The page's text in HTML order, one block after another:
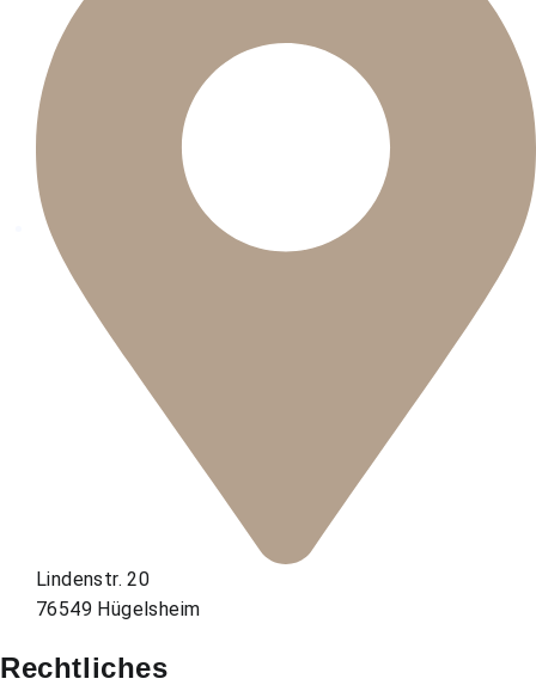
Lindenstr. 20
76549 Hügelsheim
Rechtliches